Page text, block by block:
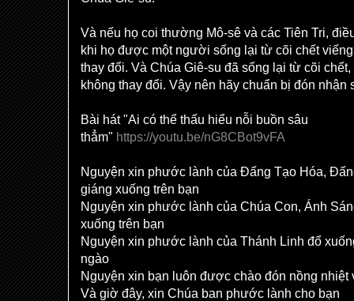
Và nếu họ coi thường Mô-sê và các Tiên Tri,
khi họ được một người sống lại từ cõi chết
thay đổi. Và Chúa Giê-su đã sống lại từ cõi
không thay đổi. Vậy nên hãy chuẩn bị đón nhận
Bài hát "Ai có thể thấu hiểu nỗi buồn sâu
thẳm" https://youtu.be/nG8CBot9vFA
Nguyện xin phước lành của Đấng Tạo Hóa,
giáng xuống trên bạn
Nguyện xin phước lành của Chúa Con, Ánh
xuống trên bạn
Nguyện xin phước lành của Thánh Linh đổ
ngào
Nguyện xin bạn luôn được chào đón nồng
Và giờ đây, xin Chúa ban phước lành cho bạn